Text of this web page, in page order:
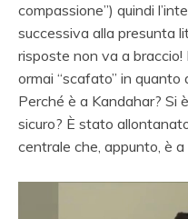
compassione”) quindi
successiva alla presunta
risposte non va a braccio!
ormai “scafato” in
Perché è a Kandahar? Si
sicuro? È stato
centrale che, appunto, è a